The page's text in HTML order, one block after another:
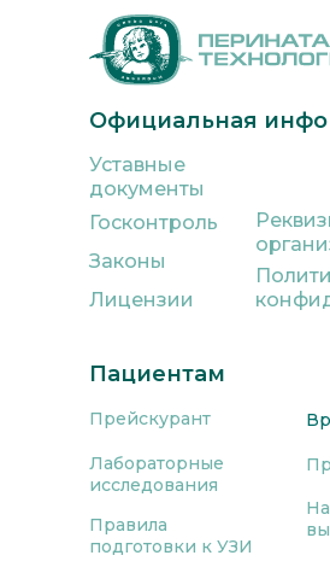
Официальная
Уставные
документы
Прейскурант
Госконтроль
Лабораторные
исследования
Законы
Правила
подготовки к УЗИ
Лицензии
Пациентам